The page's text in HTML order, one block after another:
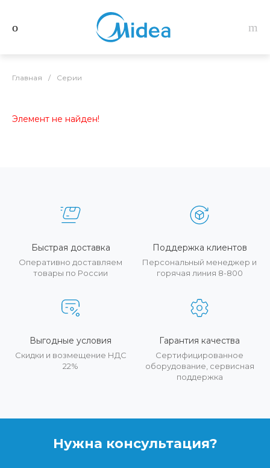
Главная / Серии
Элемент не найден!
Быстрая доставка
Оперативно доставляем
товары по России
Поддержка клиентов
Персональный менеджер и
горячая линия 8-800
Выгодные условия
Скидки и возмещение НДС
22%
Гарантия качества
Сертифицированное
оборудование, сервисная
поддержка
Нужна консультация?